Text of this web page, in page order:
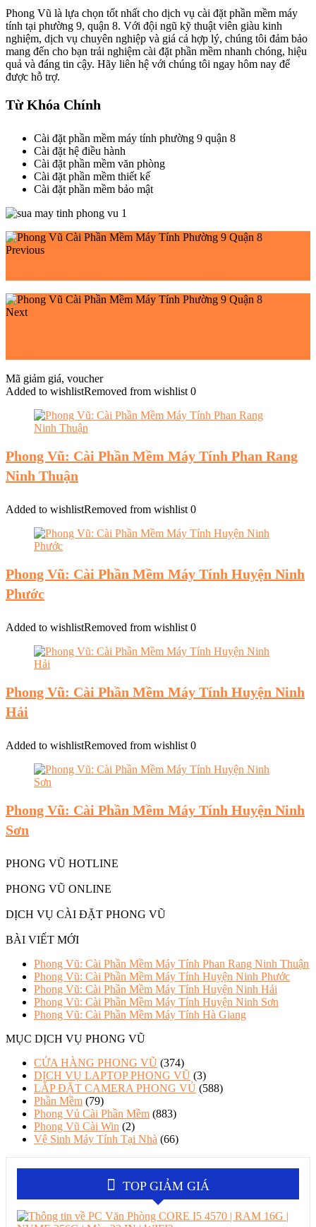
Phong Vũ là lựa chọn tốt nhất cho dịch vụ cài đặt phần mềm máy
tính tại phường 9, quận 8. Với đội ngũ kỹ thuật viên giàu kinh
nghiệm, dịch vụ chuyên nghiệp và giá cả hợp lý, chúng tôi đảm bảo
mang đến cho bạn trải nghiệm cài đặt phần mềm nhanh chóng, hiệu
quả và đáng tin cậy. Hãy liên hệ với chúng tôi ngay hôm nay để
được hỗ trợ.
Từ Khóa Chính
Cài đặt phần mềm máy tính phường 9 quận 8
Cài đặt hệ điều hành
Cài đặt phần mềm văn phòng
Cài đặt phần mềm thiết kế
Cài đặt phần mềm bảo mật
Previous
Next
Mã giảm giá, voucher
Added to wishlistRemoved from wishlist 0
Phong Vũ: Cài Phần Mềm Máy Tính Phan Rang
Ninh Thuận
Added to wishlistRemoved from wishlist 0
Phong Vũ: Cài Phần Mềm Máy Tính Huyện Ninh
Phước
Added to wishlistRemoved from wishlist 0
Phong Vũ: Cài Phần Mềm Máy Tính Huyện Ninh
Hải
Added to wishlistRemoved from wishlist 0
Phong Vũ: Cài Phần Mềm Máy Tính Huyện Ninh
Sơn
PHONG VŨ HOTLINE
PHONG VŨ ONLINE
DỊCH VỤ CÀI ĐẶT PHONG VŨ
BÀI VIẾT MỚI
Phong Vũ: Cài Phần Mềm Máy Tính Phan Rang Ninh Thuận
Phong Vũ: Cài Phần Mềm Máy Tính Huyện Ninh Phước
Phong Vũ: Cài Phần Mềm Máy Tính Huyện Ninh Hải
Phong Vũ: Cài Phần Mềm Máy Tính Huyện Ninh Sơn
Phong Vũ: Cài Phần Mềm Máy Tính Hà Giang
MỤC DỊCH VỤ PHONG VŨ
CỬA HÀNG PHONG VŨ (374)
DỊCH VỤ LAPTOP PHONG VŨ (3)
LẮP ĐẶT CAMERA PHONG VỦ (588)
Phần Mềm (79)
Phong Vủ Cài Phần Mềm (883)
Phong Vũ Cài Win (2)
Vệ Sinh Máy Tính Tại Nhà (66)
TOP GIẢM GIÁ